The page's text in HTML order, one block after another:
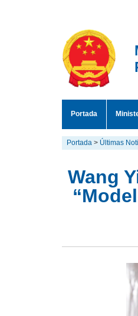
Portada
Portada > Últimas
Wang